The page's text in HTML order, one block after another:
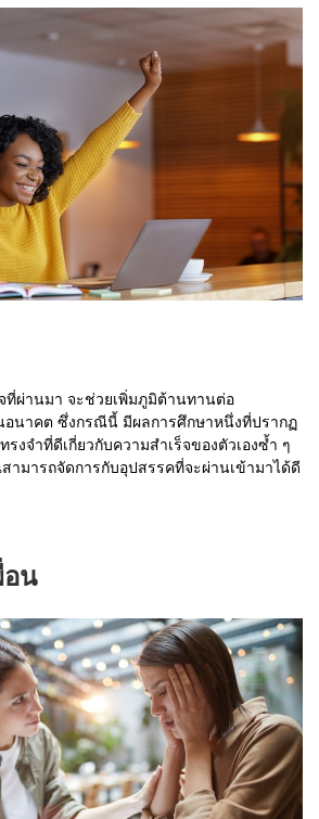
ที่ผ่านมา จะช่วยเพิ่มภูมิต้านทานต่อ
อนาคต ซึ่งกรณีนี้ มีผลการศึกษาหนึ่งที่ปรากฏ
งจำที่ดีเกี่ยวกับความสำเร็จของตัวเองซ้ำ ๆ
ามารถจัดการกับอุปสรรคที่จะผ่านเข้ามาได้ดี
อน